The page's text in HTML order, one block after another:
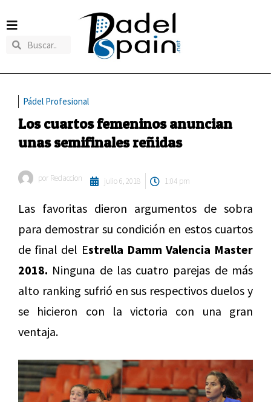
Pádel Profesional
Los cuartos femeninos anuncian
unas semifinales reñidas
por Redaccion julio 6, 2018 1:04 pm
Las favoritas dieron argumentos de sobra
para demostrar su condición en estos cuartos
de final del Estrella Damm Valencia Master
2018. Ninguna de las cuatro parejas de más
alto ranking sufrió en sus respectivos duelos y
se hicieron con la victoria con una gran
ventaja.